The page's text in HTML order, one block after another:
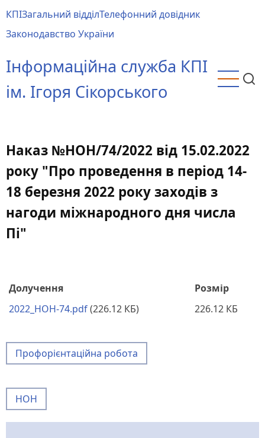
до
основного
КПІЗагальний відділТелефонний довідник
Законодавство України
Інформаційна служба КПІ
ім. Ігоря Сікорського
Наказ №НОН/74/2022 від 15.02.2022
року "Про проведення в період 14-
18 березня 2022 року заходів з
нагоди міжнародного дня числа
Пі"
Долучення
Розмір
2022_HOH-74.pdf(226.12 КБ) 226.12 КБ
Профорієнтаційна робота
НОН